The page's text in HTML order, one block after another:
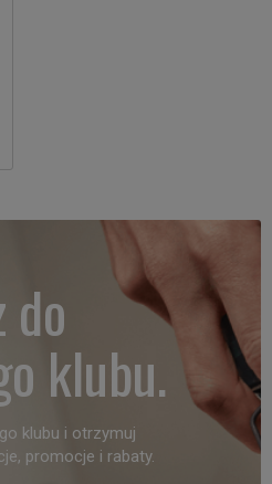
do
klubu.
klubu i otrzymuj
promocje i rabaty.